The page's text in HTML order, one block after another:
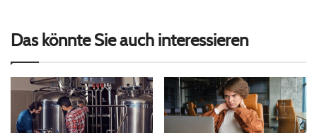
Das könnte Sie auch interessieren